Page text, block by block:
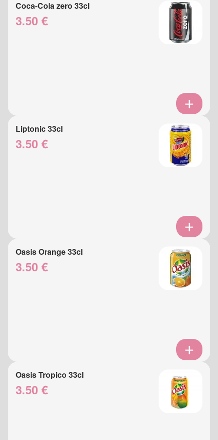
Coca-Cola zero 33cl
3.50 €
Liptonic 33cl
3.50 €
Oasis Orange 33cl
3.50 €
Oasis Tropico 33cl
3.50 €